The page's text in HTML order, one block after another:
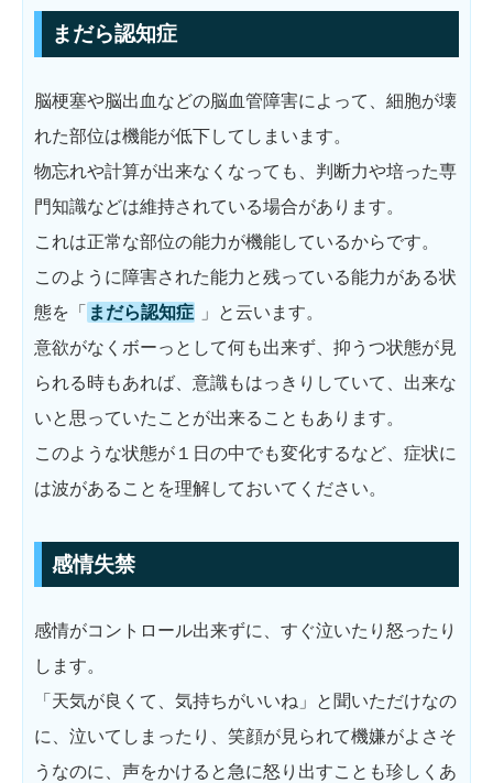
まだら認知症
脳梗塞や脳出血などの脳血管障害によって、細胞が壊
れた部位は機能が低下してしまいます。
物忘れや計算が出来なくなっても、判断力や培った専
門知識などは維持されている場合があります。
これは正常な部位の能力が機能しているからです。
このように障害された能力と残っている能力がある状
態を「 まだら認知症
」と云います。
意欲がなくボーっとして何も出来ず、抑うつ状態が見
られる時もあれば、意識もはっきりしていて、出来な
いと思っていたことが出来ることもあります。
このような状態が１日の中でも変化するなど、症状に
は波があることを理解しておいてください。
感情失禁
感情がコントロール出来ずに、すぐ泣いたり怒ったり
します。
「天気が良くて、気持ちがいいね」と聞いただけなの
に、泣いてしまったり、笑顔が見られて機嫌がよさそ
うなのに、声をかけると急に怒り出すことも珍しくあ